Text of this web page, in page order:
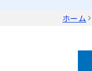
ホーム